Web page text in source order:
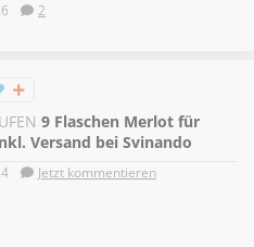
2
9 Flaschen Merlot für
Versand bei Svinando
Jetzt kommentieren